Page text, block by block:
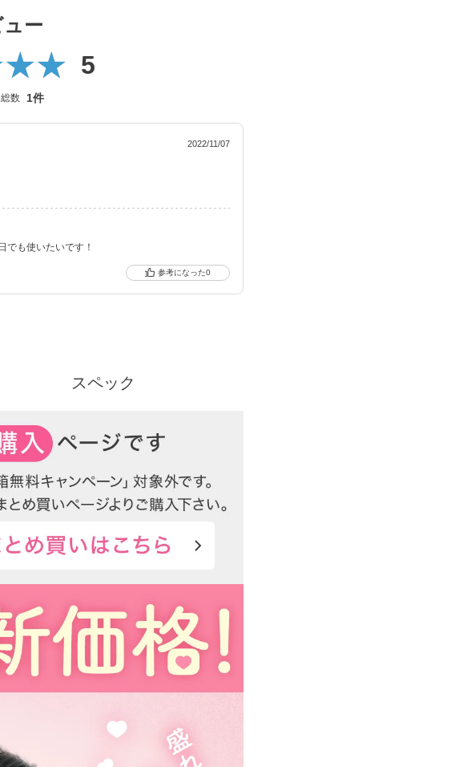
能付きの
新技術で、より自然に馴染む透明感あるレン
ー
5
数 1件
2022/11/07
でも使いたいです！
0
スペック
クーポン詳細